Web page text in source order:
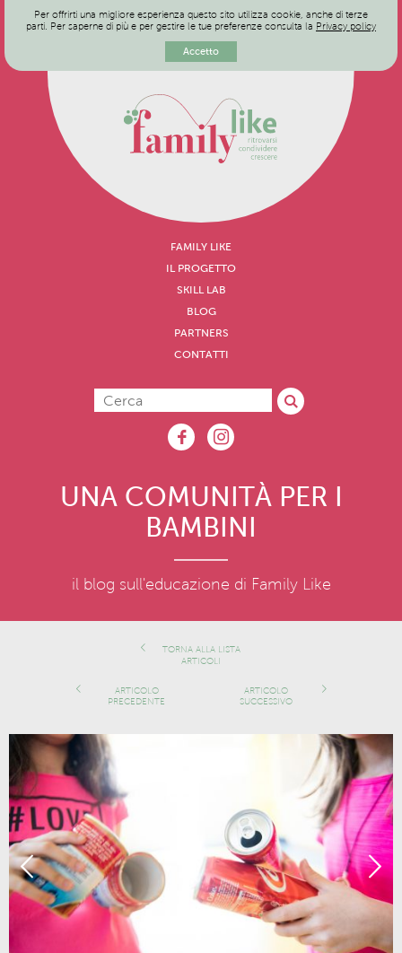
Per offrirti una migliore esperienza questo sito utilizza cookie, anche di terze
parti. Per saperne di più e per gestire le tue preferenze consulta la Privacy policy
Accetto
FAMILY LIKE
IL PROGETTO
SKILL LAB
BLOG
PARTNERS
CONTATTI
UNA COMUNITÀ PER I
BAMBINI
il blog sull'educazione di Family Like
TORNA ALLA LISTA
ARTICOLI
ARTICOLO
PRECEDENTE
ARTICOLO
SUCCESSIVO